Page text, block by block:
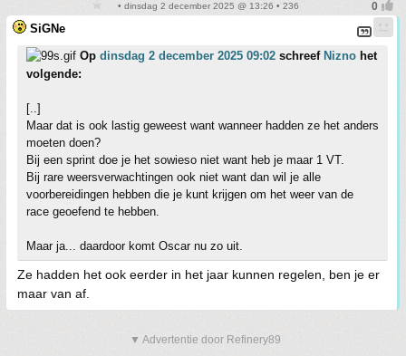
• dinsdag 2 december 2025 @ 13:26 • 236
SiGNe
Op dinsdag 2 december 2025 09:02 schreef Nizno het
volgende:
[..]
Maar dat is ook lastig geweest want wanneer hadden ze het anders
moeten doen?
Bij een sprint doe je het sowieso niet want heb je maar 1 VT.
Bij rare weersverwachtingen ook niet want dan wil je alle
voorbereidingen hebben die je kunt krijgen om het weer van de
race geoefend te hebben.
Maar ja... daardoor komt Oscar nu zo uit.
Ze hadden het ook eerder in het jaar kunnen regelen, ben je er
maar van af.
▼ Advertentie door Refinery89